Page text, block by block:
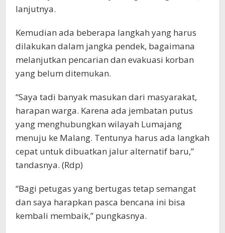
lanjutnya.
Kemudian ada beberapa langkah yang harus
dilakukan dalam jangka pendek, bagaimana
melanjutkan pencarian dan evakuasi korban
yang belum ditemukan.
“Saya tadi banyak masukan dari masyarakat,
harapan warga. Karena ada jembatan putus
yang menghubungkan wilayah Lumajang
menuju ke Malang. Tentunya harus ada langkah
cepat untuk dibuatkan jalur alternatif baru,”
tandasnya. (Rdp)
“Bagi petugas yang bertugas tetap semangat
dan saya harapkan pasca bencana ini bisa
kembali membaik,” pungkasnya.